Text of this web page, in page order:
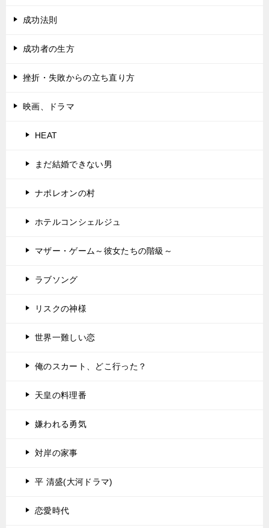
成功法則
成功者の生方
挫折・失敗からの立ち直り方
映画、ドラマ
HEAT
まだ結婚できない男
ナポレオンの村
ホテルコンシェルジュ
マザー・ゲーム～彼女たちの階級～
ラブソング
リスクの神様
世界一難しい恋
俺のスカート、どこ行った？
天皇の料理番
嫌われる勇気
対岸の家事
平 清盛(大河ドラマ)
恋愛時代